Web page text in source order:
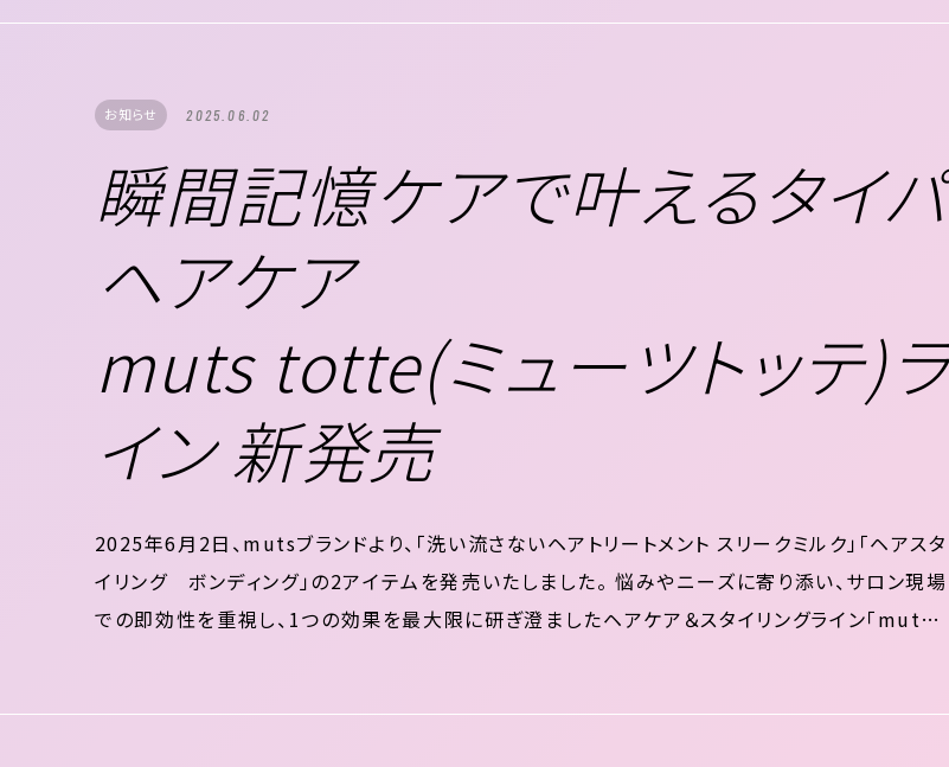
お知らせ 2025.06.02
瞬間記憶ケアで叶えるタイパ
ヘアケア
muts totte(ミューツトッテ)ラ
イン 新発売
2025年6月2日、mutsブランドより、「洗い流さないヘアトリートメント スリークミルク」「ヘアスタ
イリング ボンディング」の2アイテムを発売いたしました。 悩みやニーズに寄り添い、サロン現場
での即効性を重視し、1つの効果を最大限に研ぎ澄ましたヘアケア＆スタイリングライン「muts t